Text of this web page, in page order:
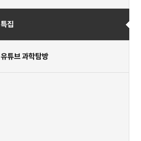
특집
유튜브 과학탐방